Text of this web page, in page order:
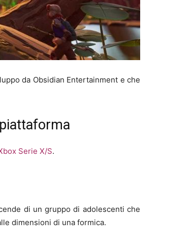
da Obsidian Entertainment e che
Serie X/S.
di un gruppo di adolescenti che
dimensioni di una formica.